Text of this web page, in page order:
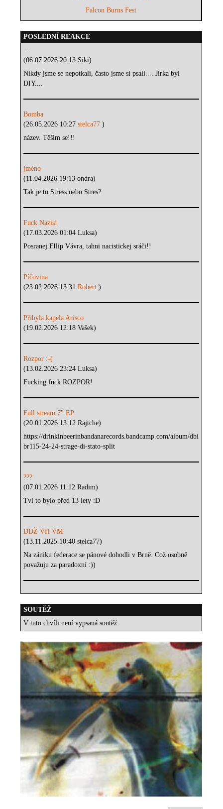
Falcon Burns Fest
POSLEDNÍ REAKCE
...
(06.07.2026 20:13 Siki)
Nikdy jsme se nepotkali, často jsme si psali.... Jirka byl
DIY....
Bomba
(26.05.2026 10:27stelca77)
název. Těšim se!!!
jméno
(11.04.2026 19:13 ondra)
Tak je to Stress nebo Stres?
Fuck Nazis!
(17.03.2026 01:04 Luksa)
Posranej FIlip Vávra, tahni nacistickej sráči!!
Píčovina
(23.02.2026 13:31Robert)
Přibyla kapela Arisco
(19.02.2026 12:18 Vašek)
Rozpor :-(
(13.02.2026 23:24 Luksa)
Fucking fuck ROZPOR!
Full stream 7" EP
(20.01.2026 13:12 Rajtche)
https://drinkinbeerinbandanarecords.bandcamp.com/album/dbi
br115-24-24-strage-di-stato-split
???
(07.01.2026 11:12 Radim)
Tvl to bylo před 13 lety :D
DDŽ VH VM
(13.11.2025 10:40 stelca77)
Na zániku federace se pánové dohodli v Brně. Což osobně
považuju za paradoxní :))
SOUTĚŽ
V tuto chvíli není vypsaná soutěž.